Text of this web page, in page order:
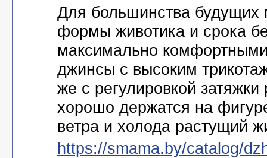
Для большинства будущих
формы животика и срока
максимально
джинсы с высоким
же с регулировкой
хорошо держатся на
ветра и холода растущий
https://smama.by/catalog/